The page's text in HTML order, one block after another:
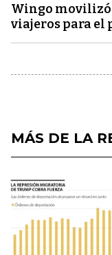
Wingo movilizó
viajeros para el
MÁS DE LA